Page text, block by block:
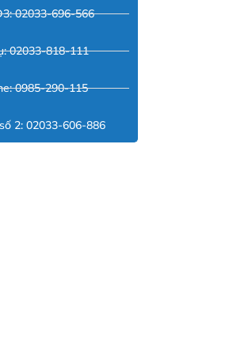
02033-696-566
02033-818-111
0985-290-115
2: 02033-606-886